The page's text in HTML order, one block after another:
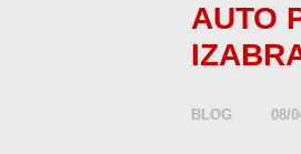
AUTO
BLOG 08/